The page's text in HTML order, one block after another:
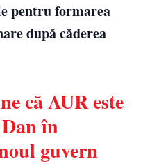
pentru formarea
după căderea
că AUR este
în
guvern